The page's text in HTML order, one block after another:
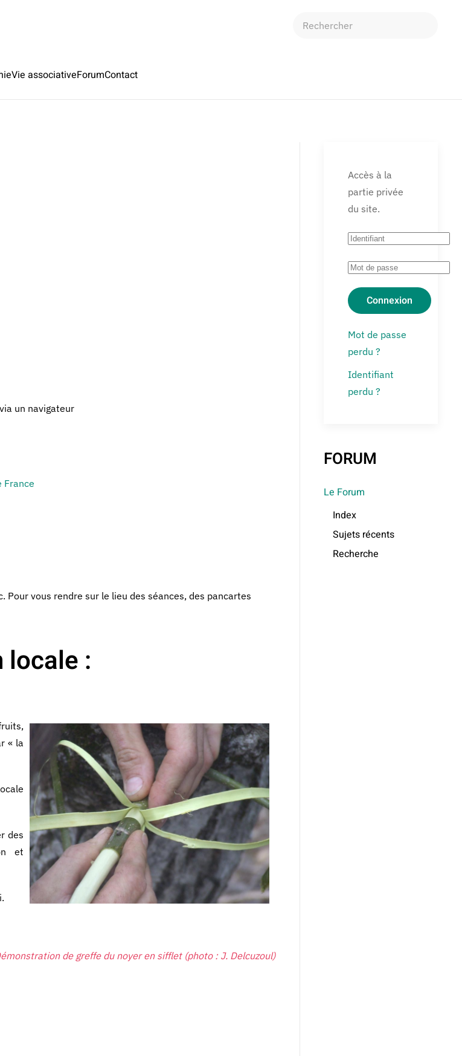
Vie associativeForumContact
un navigateur
France
vous rendre sur le lieu des séances, des pancartes
:
« la
des
et
de greffe du noyer en sifflet (photo : J. Delcuzoul)
Accès à la
partie privée
du site.
Connexion
Mot de passe
perdu ?
Identifiant
perdu ?
FORUM
Le Forum
Index
Sujets récents
Recherche